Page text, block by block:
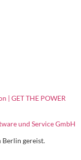
| GET THE POWER
und Service GmbH
Berlin gereist.